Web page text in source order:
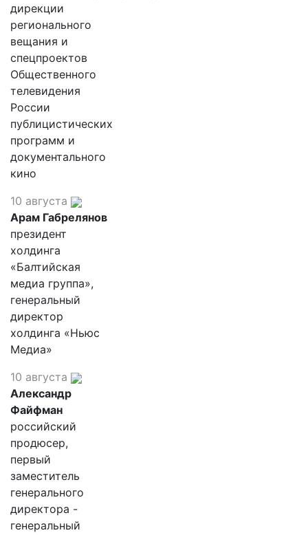
дирекции
регионального
вещания и
спецпроектов
Общественного
телевидения
России
публицистических
программ и
документального
кино
10 августа
Арам Габрелянов
президент
холдинга
«Балтийская
медиа группа»,
генеральный
директор
холдинга «Ньюс
Медиа»
10 августа
Александр
Файфман
российский
продюсер,
первый
заместитель
генерального
директора -
генеральный